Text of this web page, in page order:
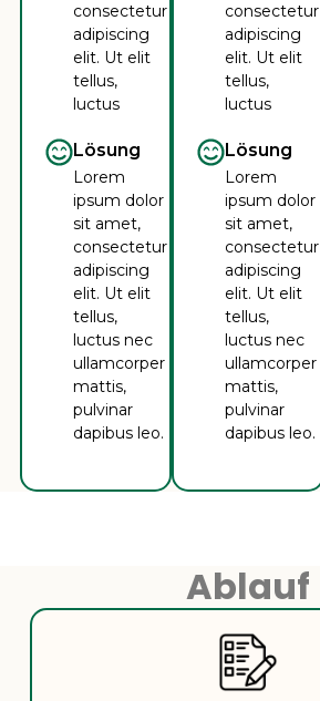
consectetur
adipiscing
elit. Ut elit
tellus,
luctus
Lösung
Lorem
ipsum dolor
sit amet,
consectetur
adipiscing
elit. Ut elit
tellus,
luctus nec
ullamcorper
mattis,
pulvinar
dapibus leo.
consectetur
adipiscing
elit. Ut elit
tellus,
luctus
Lösung
Lorem
ipsum dolor
sit amet,
consectetur
adipiscing
elit. Ut elit
tellus,
luctus nec
ullamcorper
mattis,
pulvinar
dapibus leo.
Ablauf